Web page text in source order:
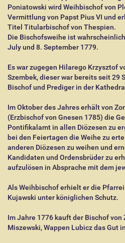
Poniatowski wird Weihbischof von
Vermittlung von Papst Pius VI und
Titel Titularbischof von Thespien.
Die Bischofsweihe ist
July und 8. September 1779.
Es war zugegen Hilarego Krzysztof
Szembek, dieser war bereits seit 29
Bischof und Prediger in der
Im Oktober des Jahres erhält von
(Erzbischof von Gnesen 1785) die
Pontifikalamt in allen Diözesen zu
bei den Feiertagen die Weihe zu
anderen Diözesen zu weihen und
Kandidaten und Ordensbrüder zu
aufzulösen in Absprache mit dem
Als Weihbischof erhielt er die
Kujawski unter königlichen Schutz.
Im Jahre 1776 kauft der Bischof von
Miszewski, Wappen Lubicz das Gut